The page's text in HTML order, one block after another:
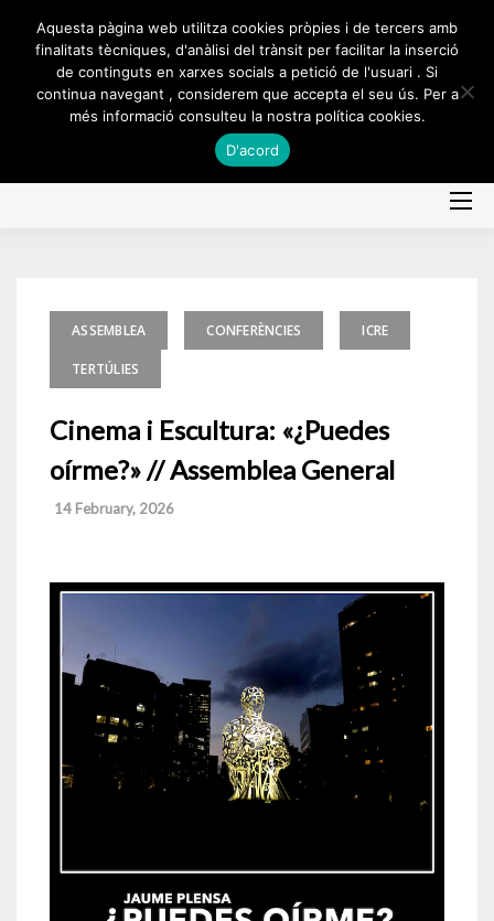
ASSEMBLEA CONFERÈNCIES ICRE
TERTÚLIES
Cinema i Escultura: «¿Puedes
oírme?» // Assemblea General
14 February, 2026
Aquesta pàgina web utilitza cookies pròpies i de tercers amb
finalitats tècniques, d'anàlisi del trànsit per facilitar la inserció
de continguts en xarxes socials a petició de l'usuari . Si
continua navegant , considerem que accepta el seu ús. Per a
més informació consulteu la nostra política cookies.
D'acord